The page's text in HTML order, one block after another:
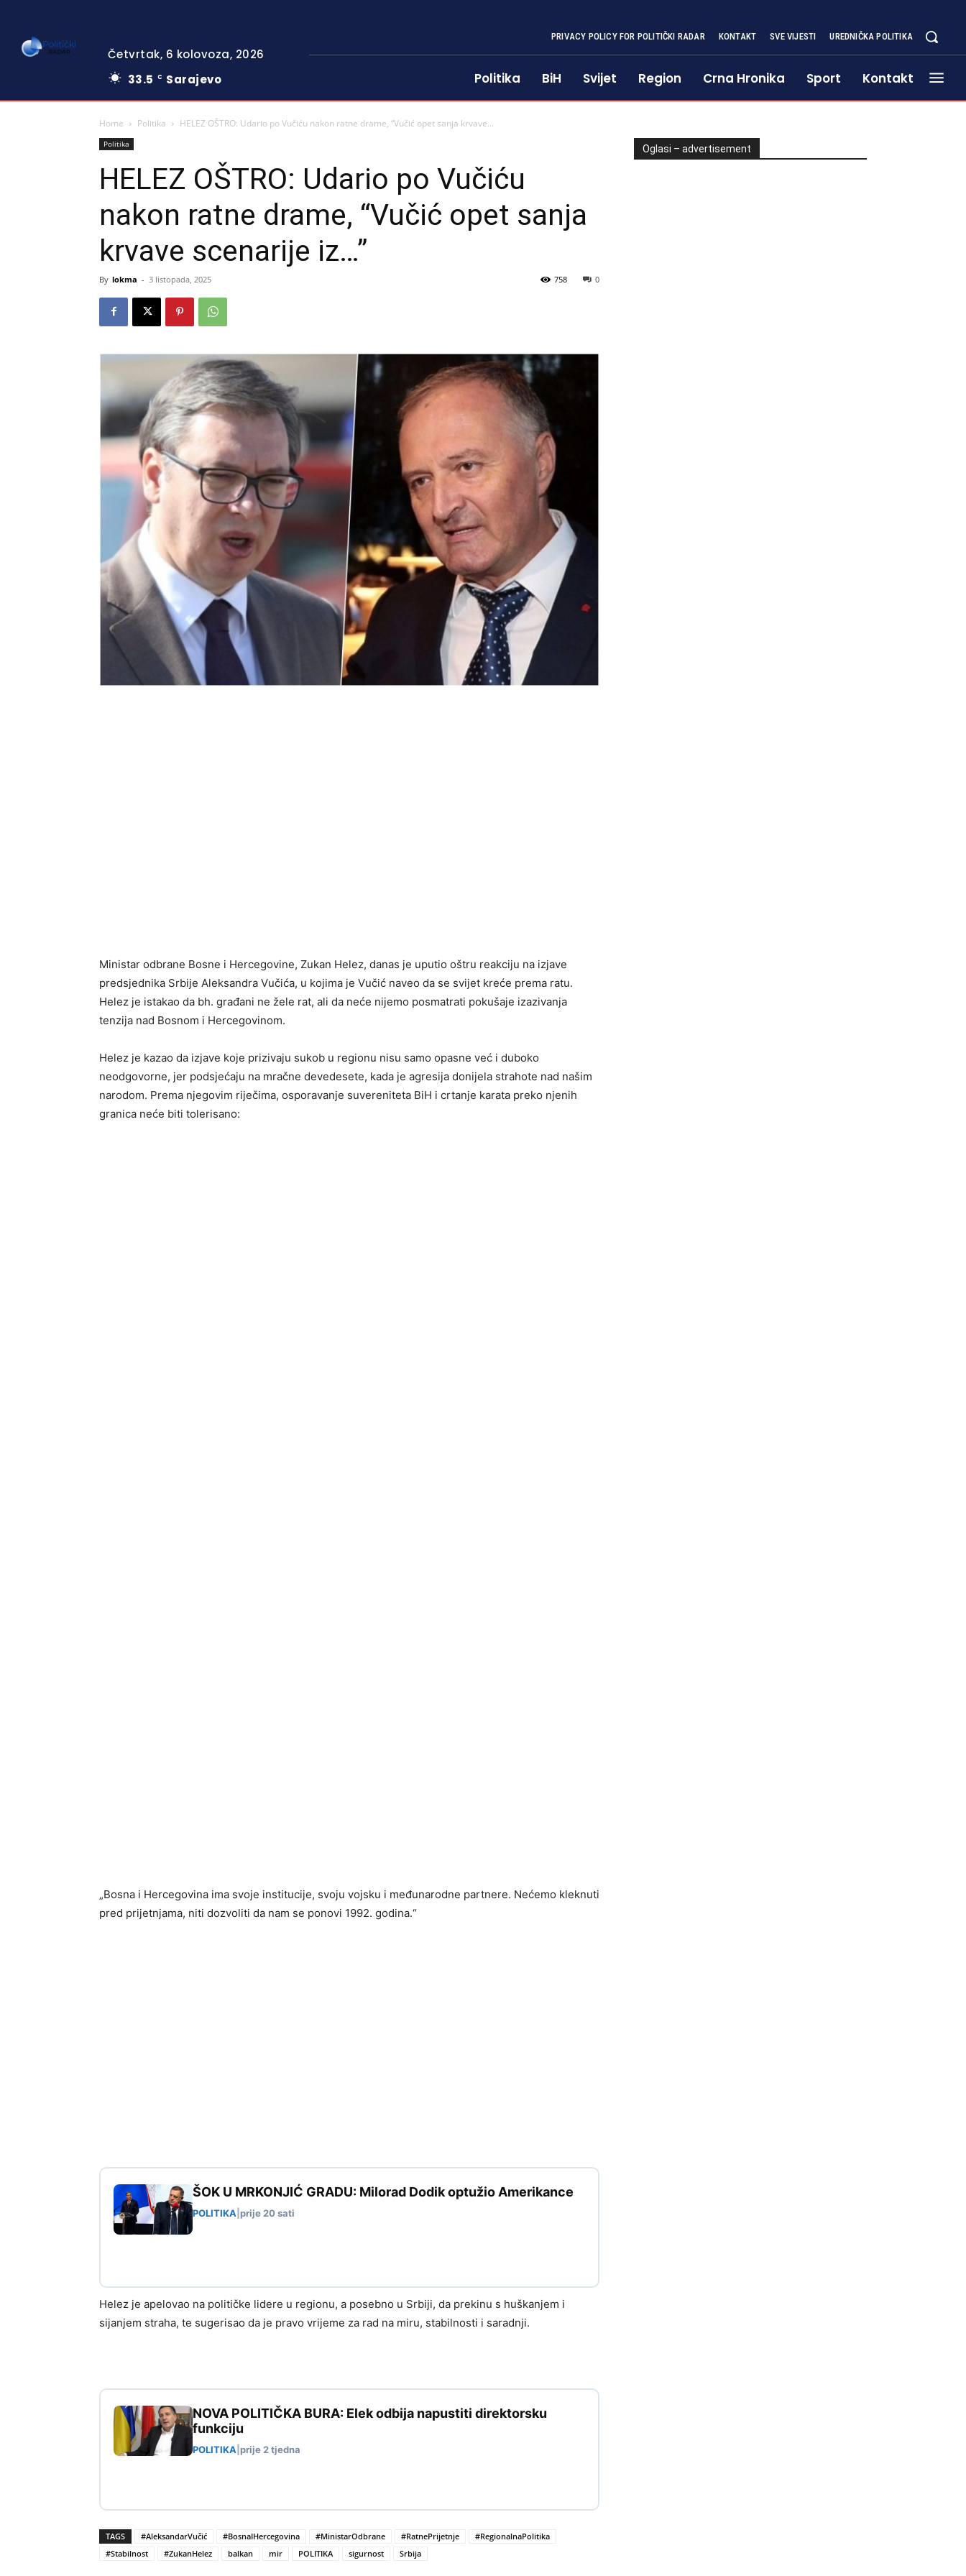
Četvrtak, 6 kolovoza, 2026
33.5
C Sarajevo
PRIVACY POLICY FOR POLITIČKI RADAR KONTAKT SVE VIJESTI UREDNIČKA POLITIKA
Politika BiH Svijet Region Crna Hronika Sport Kontakt
Home Politika HELEZ OŠTRO: Udario po Vučiću nakon ratne drame, “Vučić opet sanja krvave...
Politika
HELEZ OŠTRO: Udario po Vučiću
nakon ratne drame, “Vučić opet sanja
krvave scenarije iz…”
By lokma - 3 listopada, 2025 0
758
Ministar odbrane Bosne i Hercegovine, Zukan Helez, danas je uputio oštru reakciju na izjave
predsjednika Srbije Aleksandra Vučića, u kojima je Vučić naveo da se svijet kreće prema ratu.
Helez je istakao da bh. građani ne žele rat, ali da neće nijemo posmatrati pokušaje izazivanja
tenzija nad Bosnom i Hercegovinom.
Helez je kazao da izjave koje prizivaju sukob u regionu nisu samo opasne već i duboko
neodgovorne, jer podsjećaju na mračne devedesete, kada je agresija donijela strahote nad našim
narodom. Prema njegovim riječima, osporavanje suvereniteta BiH i crtanje karata preko njenih
granica neće biti tolerisano:
„Bosna i Hercegovina ima svoje institucije, svoju vojsku i međunarodne partnere. Nećemo kleknuti
pred prijetnjama, niti dozvoliti da nam se ponovi 1992. godina.“
ŠOK U MRKONJIĆ GRADU: Milorad Dodik optužio Amerikance
POLITIKA prije 20 sati
Helez je apelovao na političke lidere u regionu, a posebno u Srbiji, da prekinu s huškanjem i
sijanjem straha, te sugerisao da je pravo vrijeme za rad na miru, stabilnosti i saradnji.
NOVA POLITIČKA BURA: Elek odbija napustiti direktorsku
funkciju
POLITIKA prije 2 tjedna
TAGS #AleksandarVučić #BosnaIHercegovina #MinistarOdbrane #RatnePrijetnje
#RegionalnaPolitika
#Stabilnost
#ZukanHelez balkan mir POLITIKA sigurnost Srbija
Oglasi – advertisement